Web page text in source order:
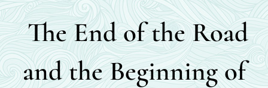
The End of the Road
and the Beginning of